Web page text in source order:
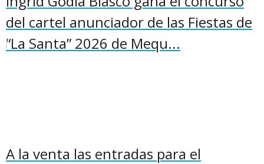
del cartel anunciador de las Fiestas de
“La Santa” 2026 de Mequ...
A la venta las entradas para el